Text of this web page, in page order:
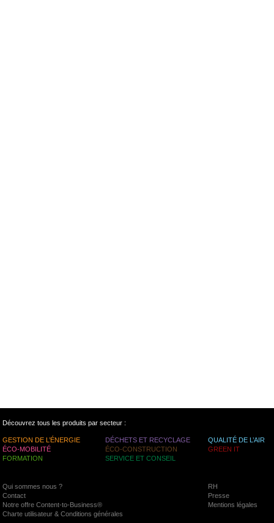
Découvrez tous les produits par secteur :
GESTION DE L’ÉNERGIE DÉCHETS ET RECYCLAGE
QUALITÉ DE L’AIR
ÉCO-MOBILITÉ
ÉCO-CONSTRUCTION
GREEN IT
FORMATION
SERVICE ET CONSEIL
Qui sommes nous ?
RH
Contact
Presse
Notre offre Content-to-Business®
Mentions légales
Charte utilisateur & Conditions générales